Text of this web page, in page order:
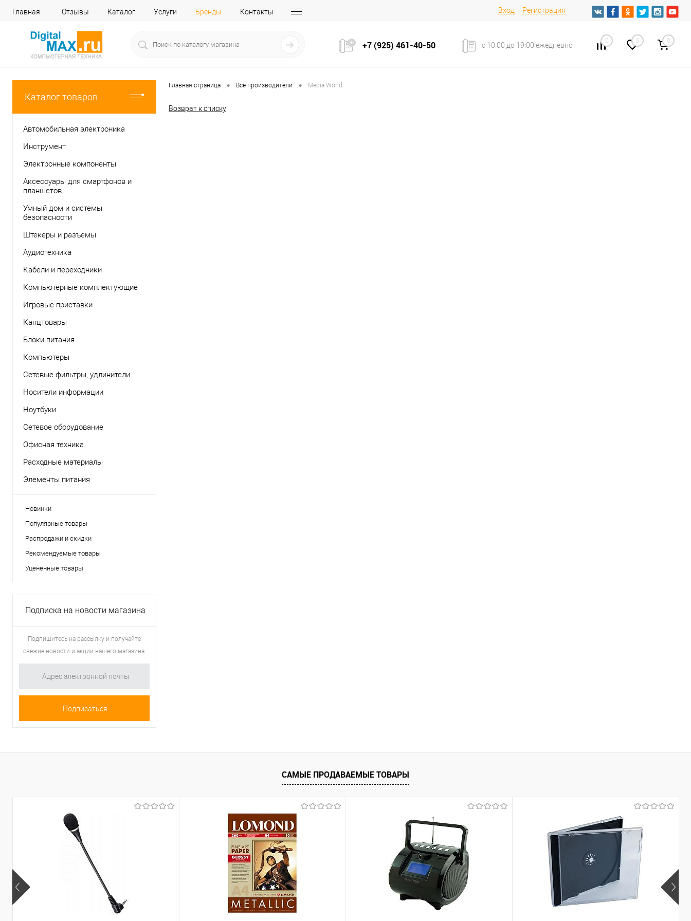
Главная Отзывы Каталог Услуги Бренды Контакты Вход Регистрация
+7 (925) 461-40-50 с 10.00 до 19:00 ежедневно
0 0 0
Каталог товаров
Автомобильная электроника
Инструмент
Электронные компоненты
Аксессуары для смартфонов и
планшетов
Умный дом и системы
безопасности
Штекеры и разъемы
Аудиотехника
Кабели и переходники
Компьютерные комплектующие
Игровые приставки
Канцтовары
Блоки питания
Компьютеры
Сетевые фильтры, удлинители
Носители информации
Ноутбуки
Сетевое оборудование
Офисная техника
Расходные материалы
Элементы питания
Новинки
Популярные товары
Распродажи и скидки
Рекомендуемые товары
Уцененные товары
Подписка на новости магазина
Подпишитесь на рассылку и получайте
свежие новости и акции нашего магазина.
Главная страница • Все производители • Media World
Возврат к списку
САМЫЕ ПРОДАВАЕМЫЕ ТОВАРЫ